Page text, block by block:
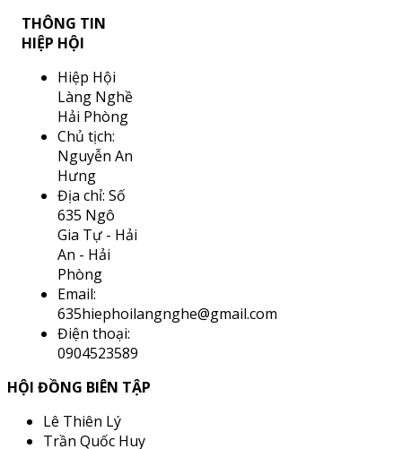
THÔNG TIN
HIỆP HỘI
Hiệp Hội
Làng Nghề
Hải Phòng
Chủ tịch:
Nguyễn An
Hưng
Địa chỉ: Số
635 Ngô
Gia Tự - Hải
An - Hải
Phòng
Email:
635hiephoilangnghe@gmail.com
Điện thoại:
0904523589
HỘI ĐỒNG BIÊN TẬP
Lê Thiên Lý
Trần Quốc Huy